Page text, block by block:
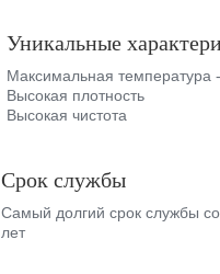
Уникальные
Максимальная температура
Высокая плотность
Высокая чистота
Срок службы
Самый долгий срок службы
лет